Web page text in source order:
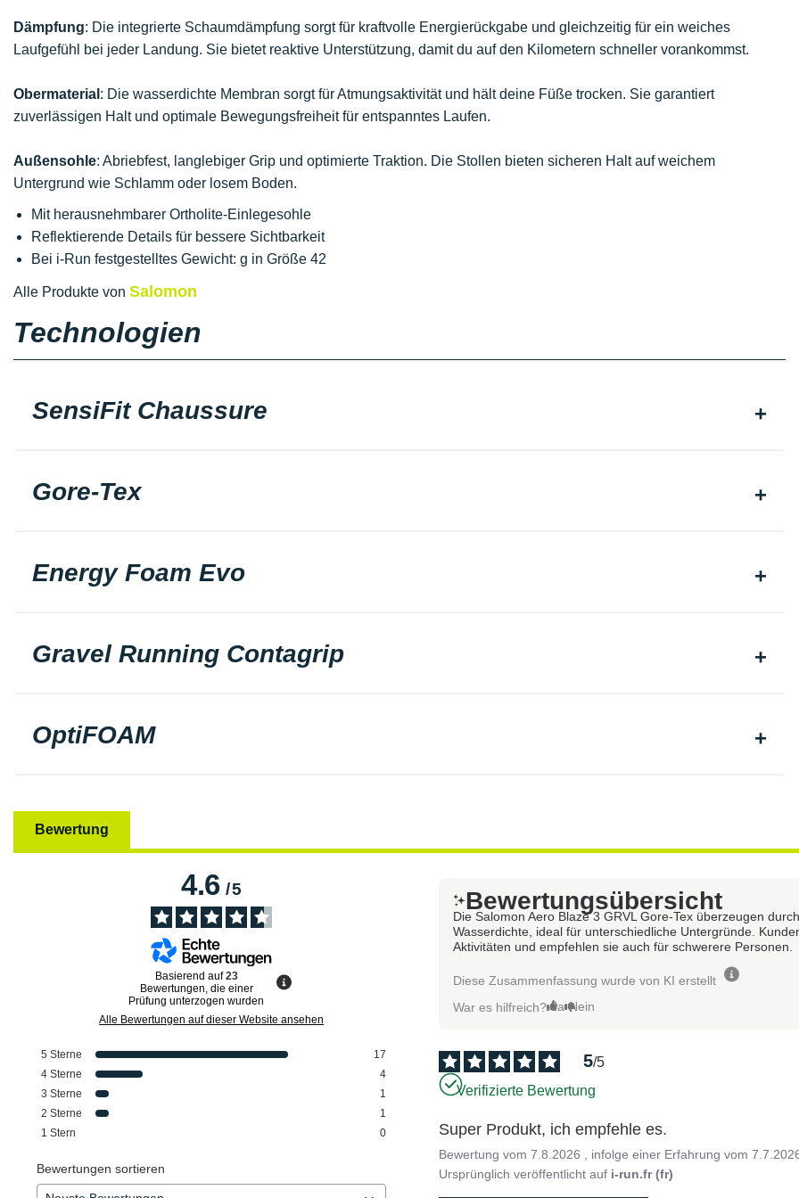
Dämpfung: Die integrierte Schaumdämpfung sorgt für kraftvolle Energierückgabe und gleichzeitig für ein weiches
Laufgefühl bei jeder Landung. Sie bietet reaktive Unterstützung, damit du auf den Kilometern schneller vorankommst.
Obermaterial : Die wasserdichte Membran sorgt für Atmungsaktivität und hält deine Füße trocken. Sie garantiert
zuverlässigen Halt und optimale Bewegungsfreiheit für entspanntes Laufen.
Außensohle: Abriebfest, langlebiger Grip und optimierte Traktion. Die Stollen bieten sicheren Halt auf weichem
Untergrund wie Schlamm oder losem Boden.
Mit herausnehmbarer Ortholite-Einlegesohle
Reflektierende Details für bessere Sichtbarkeit
Bei i-Run festgestelltes Gewicht: g in Größe 42
Alle Produkte von Salomon
Technologien
SensiFit Chaussure
Gore-Tex
Energy Foam Evo
Gravel Running Contagrip
OptiFOAM
Bewertung
4.6/5
Basierend auf23
Bewertungen, die einer
Prüfung unterzogen wurden
Alle Bewertungen auf dieser Website ansehen
5 Sterne
17
4 Sterne
4
3 Sterne
1
2 Sterne
1
1 Stern 0
Bewertungen sortieren
Bewertungsübersicht
Die Salomon Aero Blaze 3 GRVL Gore-Tex überzeugen
Wasserdichte, ideal für unterschiedliche Untergründe.
Aktivitäten und empfehlen sie auch für schwerere Personen.
Diese Zusammenfassung wurde von KI erstellt
War es hilfreich? Ja Nein
5/5
Verifizierte Bewertung
Super Produkt, ich empfehle es.
Bewertung vom7.8.2026 , infolge einer Erfahrung vom
Ursprünglich veröffentlicht auf i-run.fr (fr)